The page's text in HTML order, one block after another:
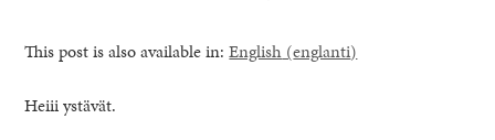
This post is also available in:English (englanti)
Heiii ystävät.